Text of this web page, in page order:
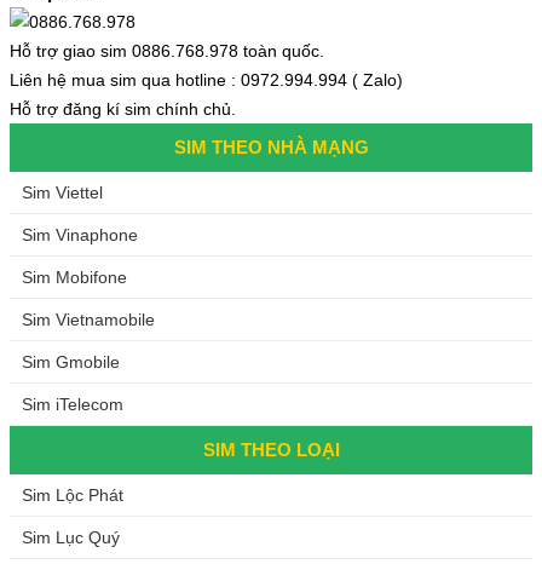
Hỗ trợ giao sim 0886.768.978 toàn quốc.
Liên hệ mua sim qua hotline : 0972.994.994 ( Zalo)
Hỗ trợ đăng kí sim chính chủ.
SIM THEO NHÀ MẠNG
Sim Viettel
Sim Vinaphone
Sim Mobifone
Sim Vietnamobile
Sim Gmobile
Sim iTelecom
SIM THEO LOẠI
Sim Lộc Phát
Sim Lục Quý